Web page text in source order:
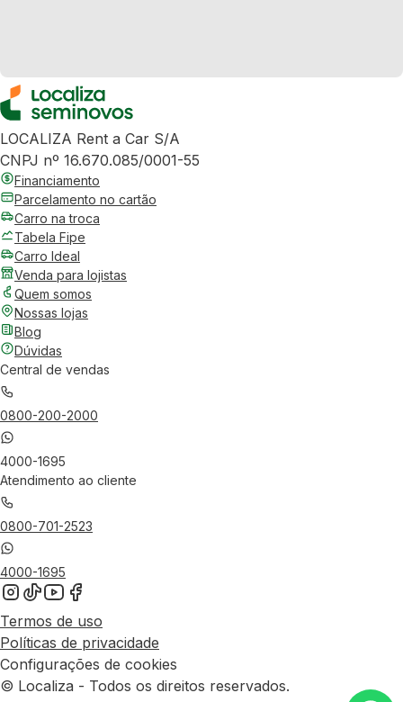
LOCALIZA Rent a Car S/A
CNPJ nº 16.670.085/0001-55
Financiamento
Parcelamento no cartão
Carro na troca
Tabela Fipe
Carro Ideal
Venda para lojistas
Quem somos
Nossas lojas
Blog
Dúvidas
Central de vendas
0800-200-2000
4000-1695
Atendimento ao cliente
0800-701-2523
4000-1695
Termos de uso
Políticas de privacidade
Configurações de cookies
© Localiza - Todos os direitos reservados.